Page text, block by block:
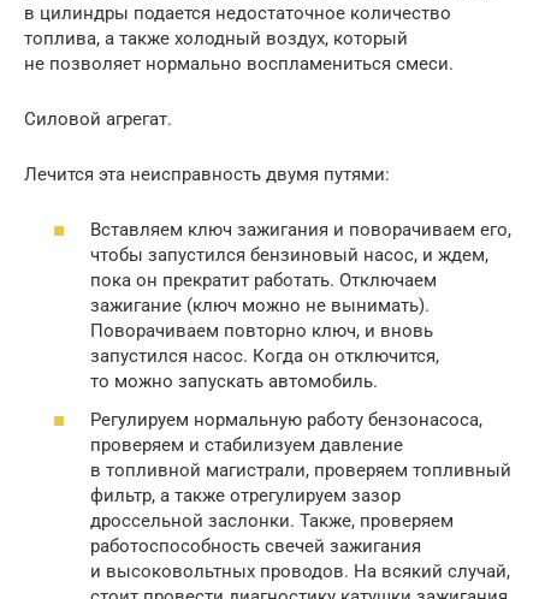
в цилиндры подается недостаточное количество
топлива, а также холодный воздух, который
не позволяет нормально воспламениться смеси.
Силовой агрегат.
Лечится эта неисправность двумя путями:
Вставляем ключ зажигания и поворачиваем его,
чтобы запустился бензиновый насос, и ждем,
пока он прекратит работать. Отключаем
зажигание (ключ можно не вынимать).
Поворачиваем повторно ключ, и вновь
запустился насос. Когда он отключится,
то можно запускать автомобиль.
Регулируем нормальную работу бензонасоса,
проверяем и стабилизуем давление
в топливной магистрали, проверяем топливный
фильтр, а также отрегулируем зазор
дроссельной заслонки. Также, проверяем
работоспособность свечей зажигания
и высоковольтных проводов. На всякий случай,